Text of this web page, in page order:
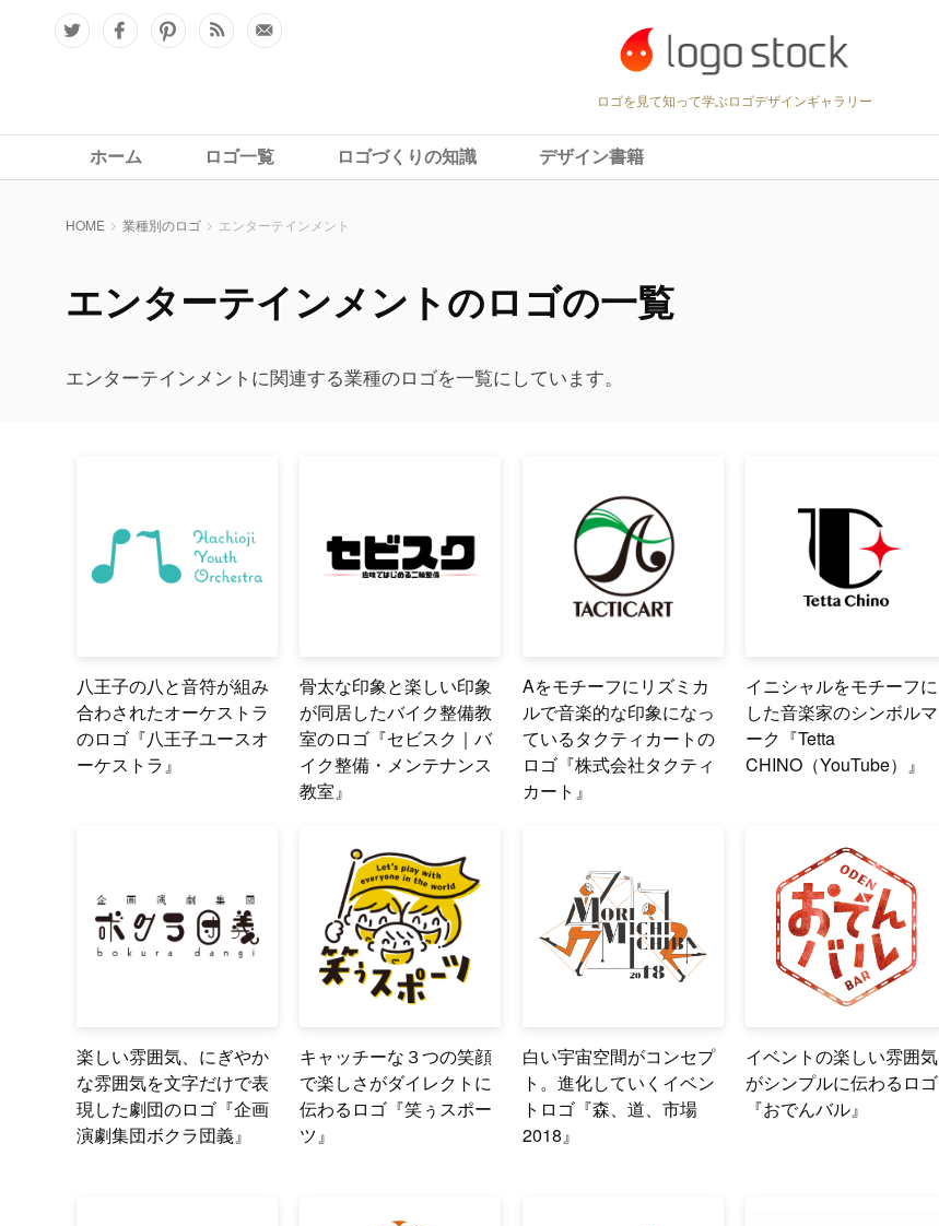
ロゴを見て知って学ぶロゴデザインギャラリー
ホーム ロゴ一覧 ロゴづくりの知識 デザイン書籍
HOME 業種別のロゴ エンターテインメント
エンターテインメントのロゴの一覧
エンターテインメントに関連する業種のロゴを一覧にしています。
八王子の八と音符が組み
合わされたオーケストラ
のロゴ『八王子ユースオ
ーケストラ』
骨太な印象と楽しい印象
が同居したバイク整備教
室のロゴ『セビスク｜バ
イク整備・メンテナンス
教室』
Aをモチーフにリズミカ
ルで音楽的な印象になっ
ているタクティカートの
ロゴ『株式会社タクティ
カート』
イニシャルをモチーフに
した音楽家のシンボルマ
ーク『Tetta
CHINO（YouTube）』
楽しい雰囲気、にぎやか
な雰囲気を文字だけで表
現した劇団のロゴ『企画
演劇集団ボクラ団義』
キャッチーな３つの笑顔
で楽しさがダイレクトに
伝わるロゴ『笑ぅスポー
ツ』
白い宇宙空間がコンセプ
ト。進化していくイベン
トロゴ『森、道、市場
2018』
イベントの楽しい雰囲気
がシンプルに伝わるロゴ
『おでんバル』